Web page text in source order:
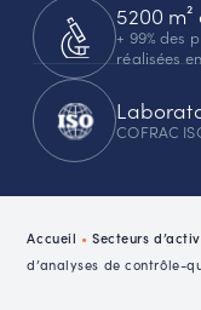
5200
+ 99% des
réalisées
COFRAC
Accueil • Secteurs
d’analyses de contrôle-